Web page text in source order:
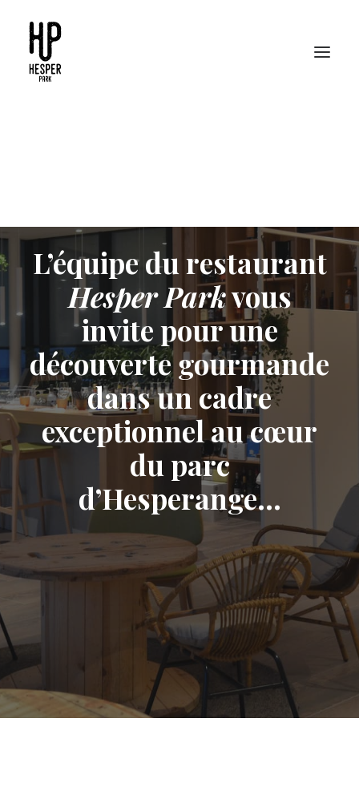
L’équipe du restaurant
Hesper Parkvous
invite pour une
découverte gourmande
dans un cadre
exceptionnel au cœur
du parc
d’Hesperange…